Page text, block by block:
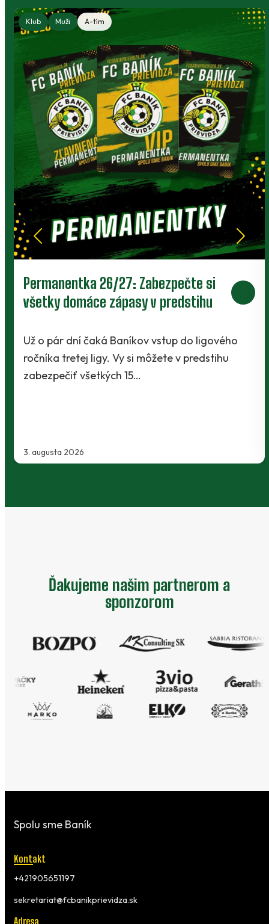
Klub Muži A-tím
Prievidza postúpila do 2. kola pohára.
V Kanianke rozhodol z penalty v
2. augusta 2026
Baníci vstúpili do ostrej sezóny súbojom 1. kola
Slovnaft Cupu, keď vycestovali do neďalekej
Ďakujeme našim partnerom a
sponzorom
Spolu sme Baník
Kontakt
+421905651197
sekretariat@fcbanikprievidza.sk
Adresa